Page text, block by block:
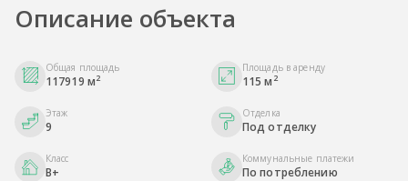
Описание объекта
Общая площадь
117919 м2
Площадь в аренду
115 м 2
Этаж
9
Отделка
Под отделку
Класс
B+
Коммунальные платежи
По потреблению